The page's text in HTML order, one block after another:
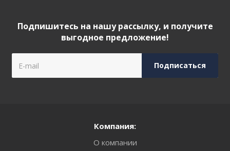
Подпишитесь на нашу рассылку, и получите
выгодное предложение!
Компания:
О компании